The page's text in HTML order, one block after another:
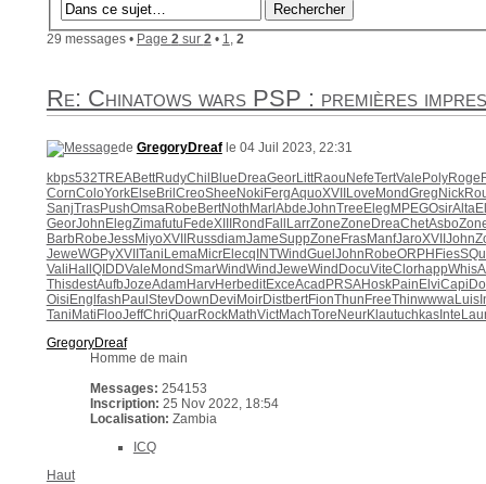
29 messages • Page 2 sur 2 • 1 2
Re: Chinatows wars PSP : premières
de GregoryDreafle 04 Juil 2023, 22:31
kbps532TREABettRudyChilBlueDreaGeorLittRaouNefeTertValePolyRoge
CornColoYorkElseBrilCreoSheeNokiFergAquoXVIILoveMondGregNick
SanjTrasPushOmsaRobeBertNothMarlAbdeJohnTreeElegMPEGOsirAlta
GeorJohnElegZimafutuFedeXIIIRondFallLarrZoneZoneDreaChetAsbo
BarbRobeJessMiyoXVIIRussdiamJameSuppZoneFrasManfJaroXVIIJohn
JeweWGPyXVIITaniLemaMicrElecqINTWindGuelJohnRobeORPHFies
ValiHallQIDDValeMondSmarWindWindJeweWindDocuViteClorhappWhis
ThisdestAufbJozeAdamHarvHerbeditExceAcadPRSAHoskPainElviCapi
OisiEnglfashPaulStevDownDeviMoirDistbertFionThunFreeThinwwwaLuis
TaniMatiFlooJeffChriQuarRockMathVictMachToreNeurKlautuchkasInte
GregoryDreaf
Homme de main
Messages: 254153
Inscription: 25 Nov 2022, 18:54
Localisation: Zambia
ICQ
Haut